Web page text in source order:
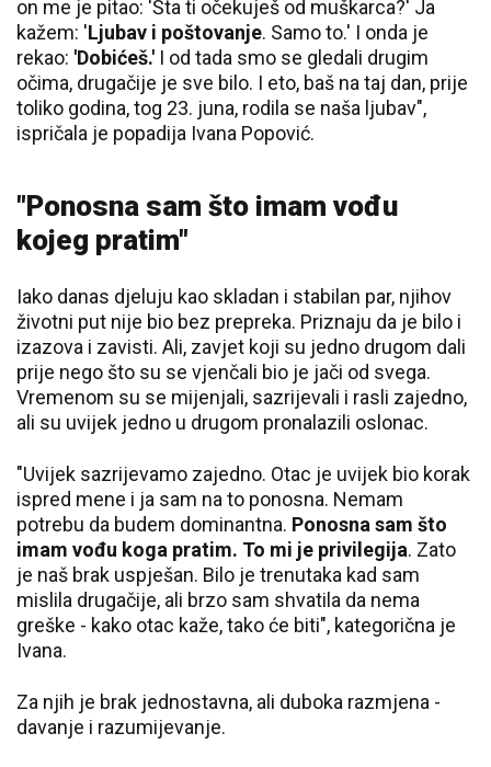
on me je pitao: 'Šta ti očekuješ od muškarca?' Ja
kažem: 'Ljubav i poštovanje. Samo to.' I onda je
rekao: 'Dobićeš.' I od tada smo se gledali drugim
očima, drugačije je sve bilo. I eto, baš na taj dan, prije
toliko godina, tog 23. juna, rodila se naša ljubav",
ispričala je popadija Ivana Popović.
"Ponosna sam što imam vođu
kojeg pratim"
Iako danas djeluju kao skladan i stabilan par, njihov
životni put nije bio bez prepreka. Priznaju da je bilo i
izazova i zavisti. Ali, zavjet koji su jedno drugom dali
prije nego što su se vjenčali bio je jači od svega.
Vremenom su se mijenjali, sazrijevali i rasli zajedno,
ali su uvijek jedno u drugom pronalazili oslonac.
"Uvijek sazrijevamo zajedno. Otac je uvijek bio korak
ispred mene i ja sam na to ponosna. Nemam
potrebu da budem dominantna. Ponosna sam što
imam vođu koga pratim. To mi je privilegija. Zato
je naš brak uspješan. Bilo je trenutaka kad sam
mislila drugačije, ali brzo sam shvatila da nema
greške - kako otac kaže, tako će biti", kategorična je
Ivana.
Za njih je brak jednostavna, ali duboka razmjena -
davanje i razumijevanje.